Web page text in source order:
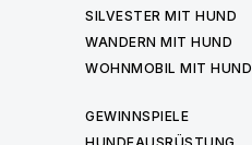
SILVESTER MIT HUND
WANDERN MIT HUND
WOHNMOBIL MIT HUND
GEWINNSPIELE